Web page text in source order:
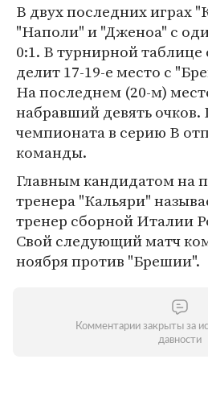
В двух последних играх
"Наполи" и "Дженоа" с
0:1. В турнирной
делит 17-19-е место с
На последнем (20-м)
набравший девять
чемпионата в серию В
команды.
Главным кандидатом на
тренера "Кальяри"
тренер сборной Италии
Свой следующий матч
ноября против "Брешии".
Комментарии закрыты за
давности